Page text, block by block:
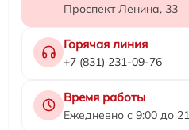
Проспект Ленина, 33
Горячая линия
+7 (831) 231-09-76
Время работы
Ежедневно с 9:00 до